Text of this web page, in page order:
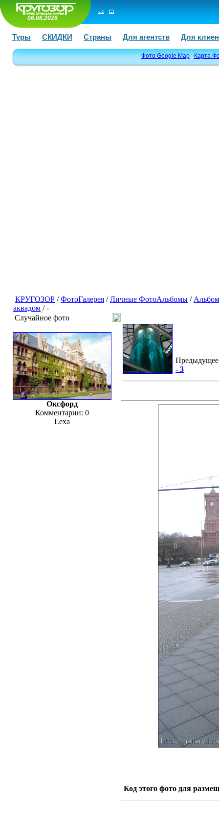
06.08.2026
Туры СКИДКИ Страны Для агентств Для
Фото Google Map Карта
КРУГОЗОР /ФотоГалерея /Личные ФотоАльбомы /
аквадом / -
Случайное фото
Оксфорд
Комментарии: 0
Lexa
- 3
Код этого фото для